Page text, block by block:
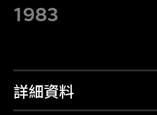
1983
詳細資料